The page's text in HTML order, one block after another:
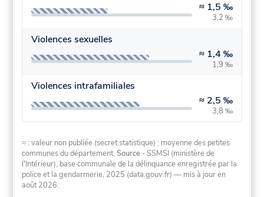
≈ 1,5 ‰
3,2 ‰
Violences sexuelles
≈ 1,4 ‰
1,9 ‰
Violences intrafamiliales
≈ 2,5 ‰
3,8 ‰
≈ : valeur non publiée (secret statistique) : moyenne des petites
communes du département.Source - SSMSI (ministère de
l'Intérieur), base communale de la délinquance enregistrée par la
police et la gendarmerie, 2025 (data.gouv.fr) — mis à jour en
août 2026.